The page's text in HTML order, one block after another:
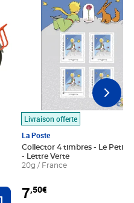
Ajouter au panier
Livraison offerte
La Poste
Collector 4 timbres - Le Petit
- Lettre Verte
20g / France
7,50€